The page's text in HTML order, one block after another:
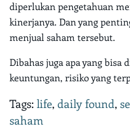
diperlukan pengetahuan
kinerjanya. Dan yang
menjual saham tersebut.
Dibahas juga apa yang bisa
keuntungan, risiko yang
Tags:life,daily found,
saham